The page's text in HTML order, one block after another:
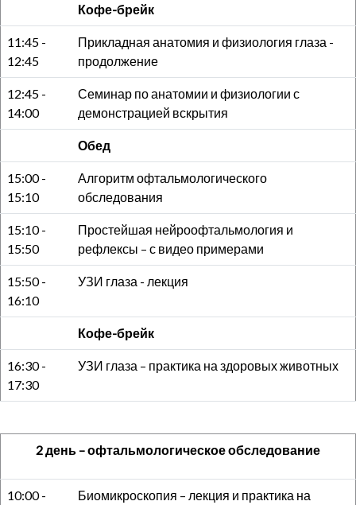
Кофе-брейк
11:45 -
12:45
Прикладная анатомия и физиология глаза -
продолжение
12:45 -
14:00
Семинар по анатомии и физиологии с
демонстрацией вскрытия
Обед
15:00 -
15:10
Алгоритм офтальмологического
обследования
15:10 -
15:50
Простейшая нейроофтальмология и
рефлексы – с видео примерами
15:50 -
16:10
УЗИ глаза - лекция
Кофе-брейк
16:30 -
17:30
УЗИ глаза – практика на здоровых животных
2 день – офтальмологическое обследование
10:00 -
Биомикроскопия – лекция и практика на